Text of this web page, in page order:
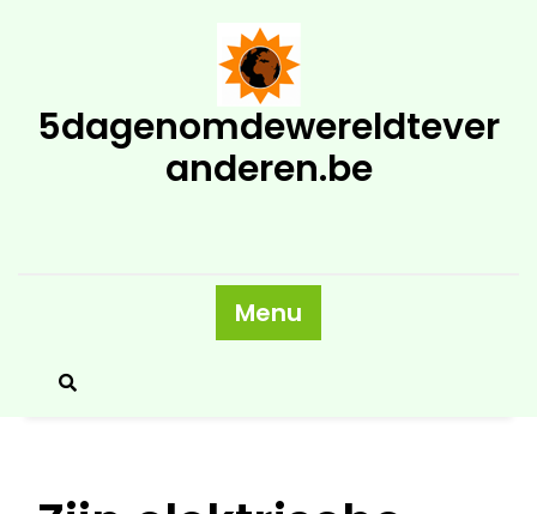
5dagenomdewereldtever
anderen.be
Menu